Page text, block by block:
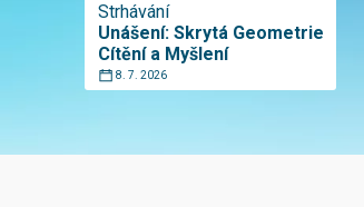
Strhávání
Unášení: Skrytá Geometrie
Cítění a Myšlení
8. 7. 2026